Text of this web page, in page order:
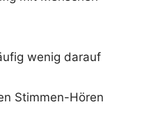
wenig darauf
Stimmen-Hören